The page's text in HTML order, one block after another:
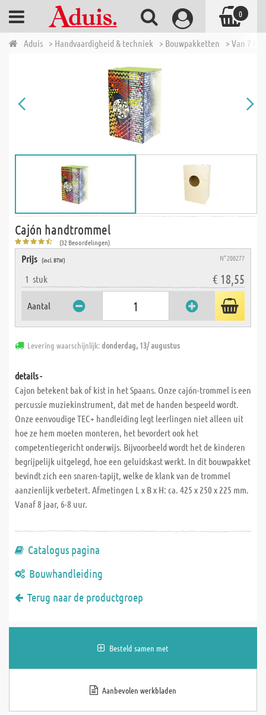
Aduis > Handvaardigheid & techniek > Bouwpakketten > Van 7 tot
Cajón handtrommel
(32 Beoordelingen)
Prijs (incl. BTW) N° 200277
1 stuk € 18,55
Aantal
Levering waarschijnlijk:donderdag, 13/ augustus
details -
Cajon betekent bak of kist in het Spaans. Onze cajón-trommel is een
percussie muziekinstrument, dat met de handen bespeeld wordt.
Onze eenvoudige TEC+ handleiding legt leerlingen niet alleen uit
hoe ze hem moeten monteren, het bevordert ook het
competentiegericht onderwijs. Bijvoorbeeld wordt het de kinderen
begrijpelijk uitgelegd, hoe een geluidskast werkt. In dit bouwpakket
bevindt zich een snaren-tapijt, welke de klank van de trommel
aanzienlijk verbetert. Afmetingen L x B x H: ca. 425 x 250 x 225 mm.
Vanaf 8 jaar, 6-8 uur.
Catalogus pagina
Bouwhandleiding
Terug naar de productgroep
Besteld samen met
Aanbevolen werkbladen
0